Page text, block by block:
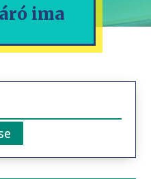
ima